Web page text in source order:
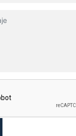
en
periodismo a
de la